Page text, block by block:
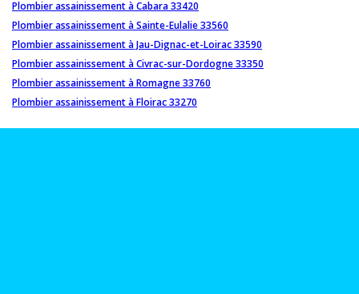
Plombier assainissement à Cabara 33420
Plombier assainissement à Sainte-Eulalie 33560
Plombier assainissement à Jau-Dignac-et-Loirac 33590
Plombier assainissement à Civrac-sur-Dordogne 33350
Plombier assainissement à Romagne 33760
Plombier assainissement à Floirac 33270